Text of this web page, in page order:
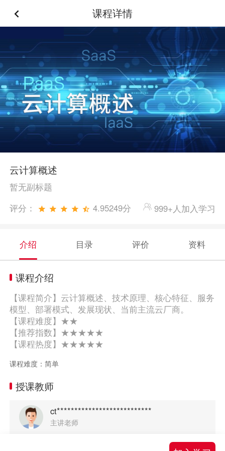
课程详情
云计算概述
暂无副标题
评分：
4.95249分 999+人加入学习
介绍 目录 评价 资料
课程介绍
【课程简介】云计算概述、技术原理、核心特征、服务
模型、部署模式、发展现状、当前主流云厂商。
【课程难度】★★
【推荐指数】★★★★★
【课程热度】★★★★★
课程难度：简单
授课教师
ct***************************
主讲老师